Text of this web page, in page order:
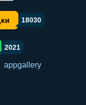
18030
orqali ulashishorqali ulashish
2021